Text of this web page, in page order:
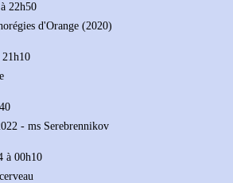
22h50
d'Orange (2020)
- ms Serebrennikov
à 00h10